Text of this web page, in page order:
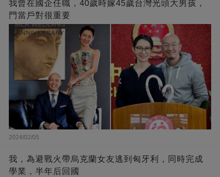
我曾在國企任職，40歲時嫁45歲台灣光頭大男孩，
門當戶對很重要
2024/02/05
我，為避戰火帶烏克蘭女友逃到匈牙利，同時完成
學業，半年后回國